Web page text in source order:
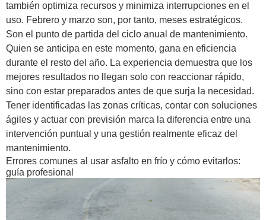
también optimiza recursos y minimiza interrupciones en el
uso. Febrero y marzo son, por tanto, meses estratégicos.
Son el punto de partida del ciclo anual de mantenimiento.
Quien se anticipa en este momento, gana en eficiencia
durante el resto del año. La experiencia demuestra que los
mejores resultados no llegan solo con reaccionar rápido,
sino con estar preparados antes de que surja la necesidad.
Tener identificadas las zonas críticas, contar con soluciones
ágiles y actuar con previsión marca la diferencia entre una
intervención puntual y una gestión realmente eficaz del
mantenimiento.
Errores comunes al usar asfalto en frío y cómo evitarlos:
guía profesional